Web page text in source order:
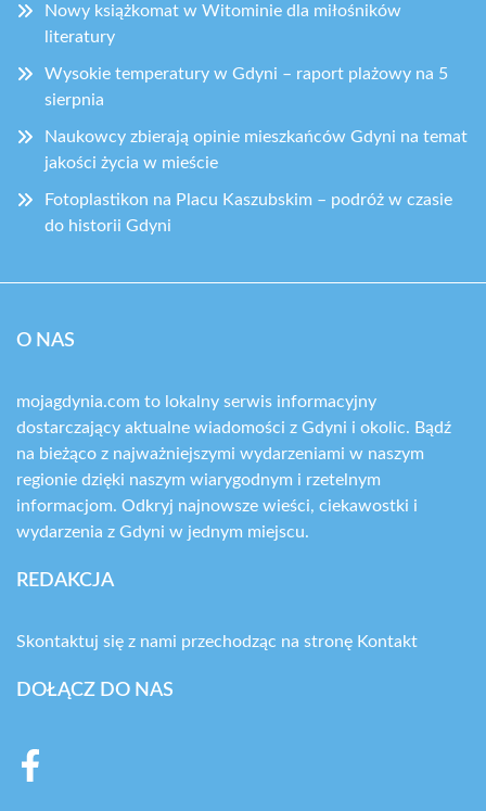
Nowy książkomat w Witominie dla miłośników
literatury
Wysokie temperatury w Gdyni – raport plażowy na 5
sierpnia
Naukowcy zbierają opinie mieszkańców Gdyni na temat
jakości życia w mieście
Fotoplastikon na Placu Kaszubskim – podróż w czasie
do historii Gdyni
O NAS
mojagdynia.com to lokalny serwis informacyjny
dostarczający aktualne wiadomości z Gdyni i okolic. Bądź
na bieżąco z najważniejszymi wydarzeniami w naszym
regionie dzięki naszym wiarygodnym i rzetelnym
informacjom. Odkryj najnowsze wieści, ciekawostki i
wydarzenia z Gdyni w jednym miejscu.
REDAKCJA
Skontaktuj się z nami przechodząc na stronę Kontakt
DOŁĄCZ DO NAS